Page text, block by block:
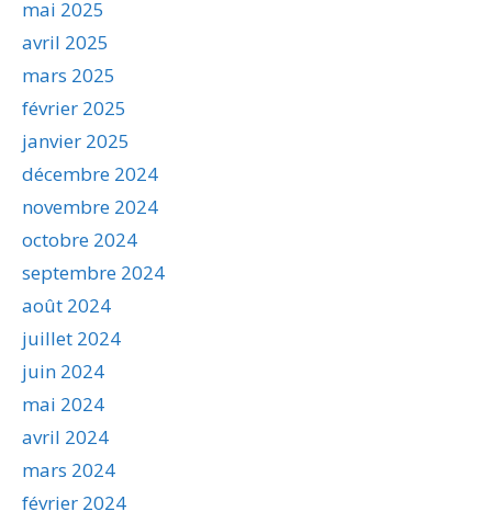
mai 2025
avril 2025
mars 2025
février 2025
janvier 2025
décembre 2024
novembre 2024
octobre 2024
septembre 2024
août 2024
juillet 2024
juin 2024
mai 2024
avril 2024
mars 2024
février 2024